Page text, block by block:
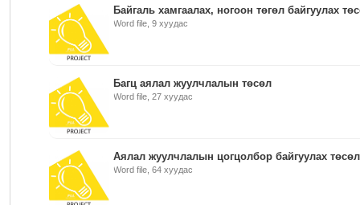
Байгаль хамгаалах, ногоон төгөл байгуулах
Word file, 9 хуудас
Багц аялал жуулчлалын төсөл
Word file, 27 хуудас
Аялал жуулчлалын цогцолбор байгуулах төсөл
Word file, 64 хуудас